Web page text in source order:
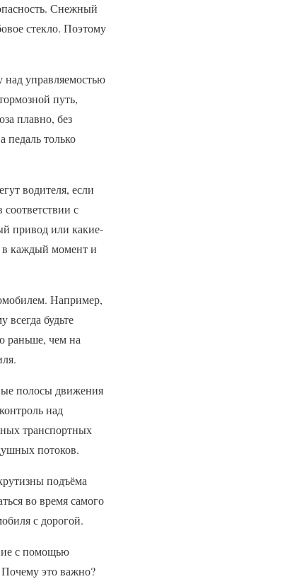
Снежный
стекло. Поэтому
над управляемостью
путь,
плавно, без
педаль только
водителя, если
с
привод или какие-
в каждый момент и
Например,
всегда будьте
раньше, чем на
полосы движения
над
транспортных
потоков.
подъёма
во время самого
с дорогой.
с помощью
это важно?